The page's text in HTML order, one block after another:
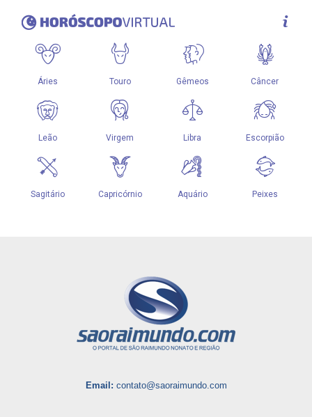
Email: contato@saoraimundo.com